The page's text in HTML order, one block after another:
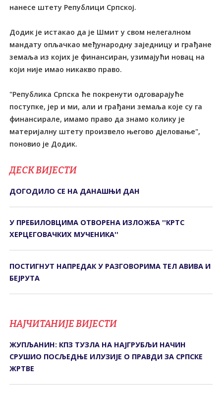
нанесе штету Републици Српској.
Додик је истакао да је Шмит у свом нелегалном
мандату опљачкао међународну заједницу и грађане
земаља из којих је финансиран, узимајући новац на
који није имао никакво право.
"Република Српска ће покренути одговарајуће
поступке, јер и ми, али и грађани земаља које су га
финансирале, имамо право да знамо колику је
материјалну штету произвело његово дјеловање",
поновио је Додик.
ДЕСК ВИЈЕСТИ
ДОГОДИЛО СЕ НА ДАНАШЊИ ДАН
У ПРЕБИЛОВЦИМА ОTВОРЕНА ИЗЛОЖБА ''КРTС
ХЕРЦЕГОВАЧКИХ МУЧЕНИКА''
ПОСТИГНУТ НАПРЕДАК У РАЗГОВОРИМА ТЕЛ АВИВА И
БЕЈРУТА
НАЈЧИТАНИЈЕ ВИЈЕСТИ
ЖУПЉАНИН: КПЗ ТУЗЛА НА НАЈГРУБЉИ НАЧИН
СРУШИО ПОСЉЕДЊЕ ИЛУЗИЈЕ О ПРАВДИ ЗА СРПСКЕ
ЖРТВЕ